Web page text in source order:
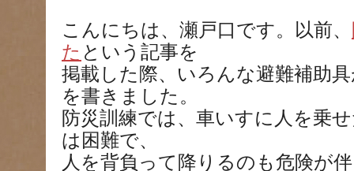
こんにちは、瀬戸口です。以前、
た という記事を
掲載した際、いろんな避難補助
を書きました。
防災訓練では、車いすに人を乗
は困難で、
人を背負って降りるのも危険が